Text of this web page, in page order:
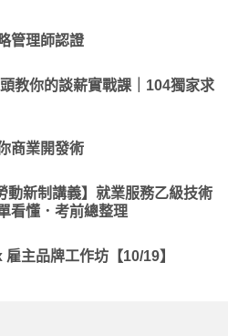
管理師認證
教你的談薪實戰課｜104獨家求
商業開發術
動新制講義】就業服務乙級技術
看懂．考前總整理
主品牌工作坊【10/19】